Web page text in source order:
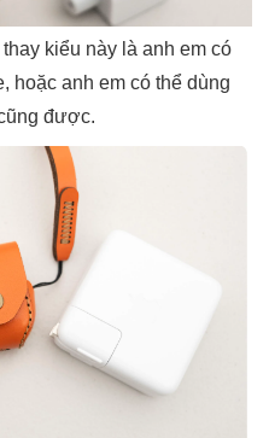
kiểu này là anh em có
hoặc anh em có thể dùng
được.